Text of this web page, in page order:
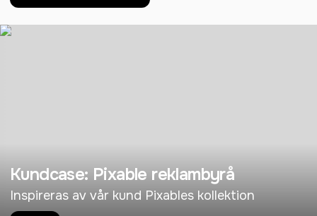
Kundcase: Pixable reklambyrå
Inspireras av vår kund Pixables kollektion